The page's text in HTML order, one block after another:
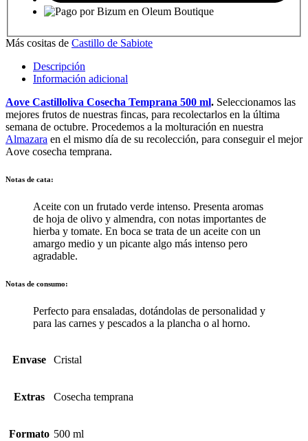
Más cositas de Castillo de Sabiote
Descripción
Información adicional
Aove Castilloliva Cosecha Temprana 500 ml. Seleccionamos las
mejores frutos de nuestras fincas, para recolectarlos en la última
semana de octubre. Procedemos a la molturación en nuestra
Almazara en el mismo día de su recolección, para conseguir el mejor
Aove cosecha temprana.
Notas de cata:
Aceite con un frutado verde intenso. Presenta aromas
de hoja de olivo y almendra, con notas importantes de
hierba y tomate. En boca se trata de un aceite con un
amargo medio y un picante algo más intenso pero
agradable.
Notas de consumo:
Perfecto para ensaladas, dotándolas de personalidad y
para las carnes y pescados a la plancha o al horno.
Envase Cristal
Extras Cosecha temprana
Formato 500 ml